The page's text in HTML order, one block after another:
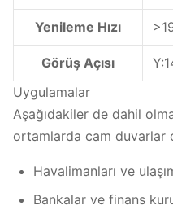
Yenileme Hızı
Görüş Açısı
Uygulamalar
Aşağıdakiler de dahil
ortamlarda cam duvarlar
Havalimanları ve
Bankalar ve finans